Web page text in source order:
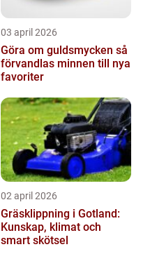
03 april 2026
Göra om guldsmycken så
förvandlas minnen till nya
favoriter
02 april 2026
Gräsklippning i Gotland:
Kunskap, klimat och
smart skötsel